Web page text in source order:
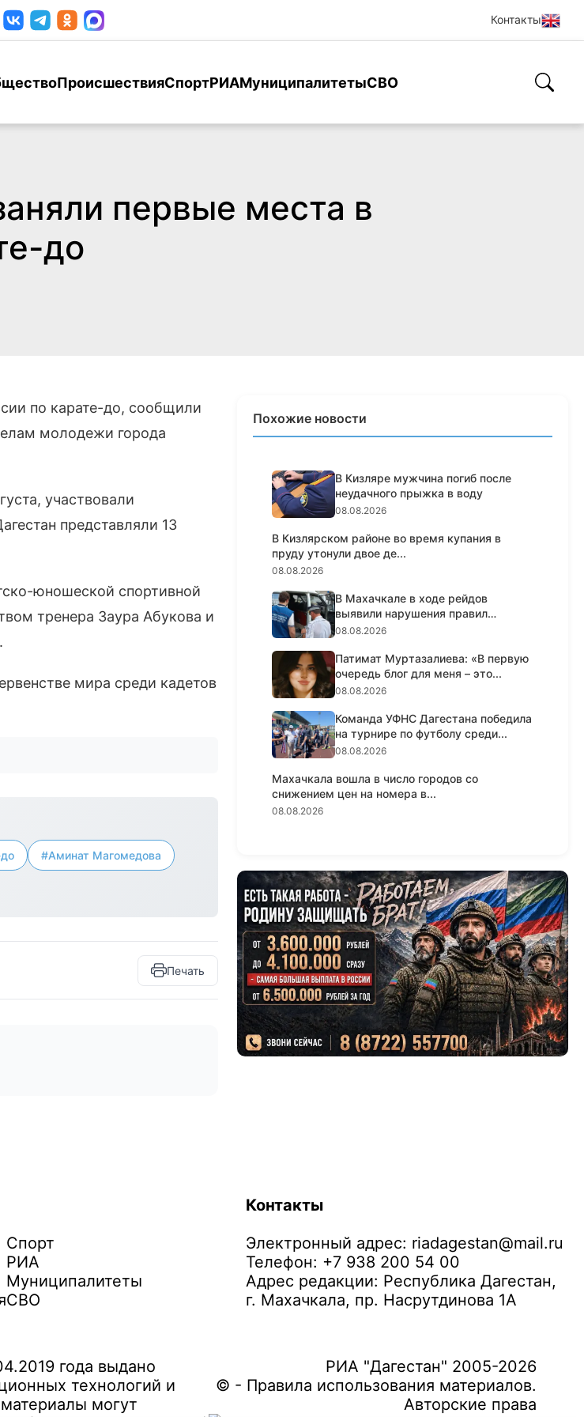
Контакты
ПроисшествияСпортРИАМуниципалитетыСВО
первые места в
до
по карате-до, сообщили
молодежи города
участвовали
представляли 13
юношеской спортивной
тренера Заура Абукова и
мира среди кадетов
#Аминат Магомедова
Печать
Похожие новости
В Кизляре мужчина погиб после
неудачного прыжка в воду
08.08.2026
В Кизлярском районе во время купания в
пруду утонули двое де...
08.08.2026
В Махачкале в ходе рейдов
выявили нарушения правил
пассажирс...
08.08.2026
Патимат Муртазалиева: «В первую
очередь блог для меня – это...
08.08.2026
Команда УФНС Дагестана победила
на турнире по футболу среди...
08.08.2026
Махачкала вошла в число городов со
снижением цен на номера в...
08.08.2026
Спорт
РИА
Муниципалитеты
СВО
Контакты
Электронный адрес: riadagestan@mail.ru
Телефон: +7 938 200 54 00
Адрес редакции: Республика Дагестан,
г. Махачкала, пр. Насрутдинова 1А
года выдано
технологий и
могут
РИА "Дагестан" 2005-2026
© - Правила использования материалов.
Авторские права